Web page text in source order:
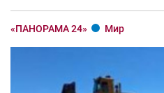
«ПАНОРАМА 24» Мир